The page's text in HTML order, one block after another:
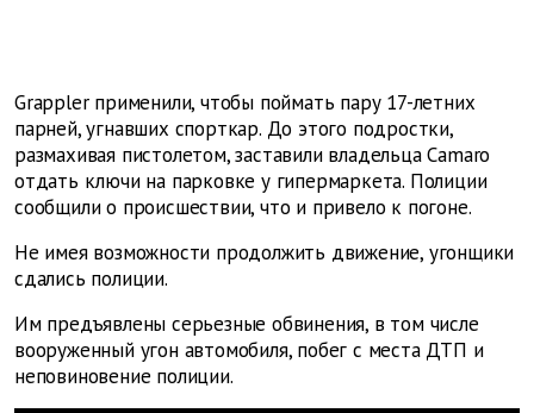
Grappler применили, чтобы поймать пару 17-летних
парней, угнавших спорткар. До этого подростки,
размахивая пистолетом, заставили владельца Camaro
отдать ключи на парковке у гипермаркета. Полиции
сообщили о происшествии, что и привело к погоне.
Не имея возможности продолжить движение, угонщики
сдались полиции.
Им предъявлены серьезные обвинения, в том числе
вооруженный угон автомобиля, побег с места ДТП и
неповиновение полиции.